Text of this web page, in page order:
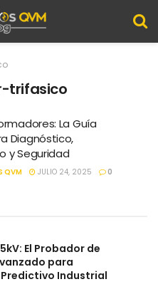
trifasico
La Guía
Diagnóstico,
y Seguridad
QVM JULIO 24, 2025 0
El Probador de
para
Industrial